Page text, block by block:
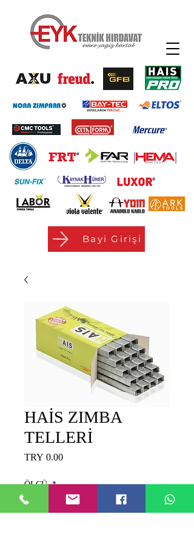
Bayi Girişi
HAİS ZIMBA
TELLERİ
TRY 0.00Price
ÖLÇÜ *